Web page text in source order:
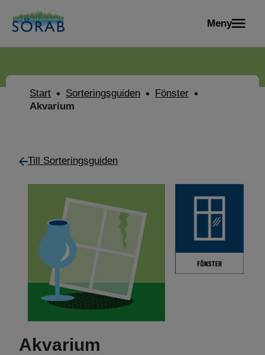
Meny
Start Sorteringsguiden
Fönster
Akvarium
Till Sorteringsguiden
Akvarium